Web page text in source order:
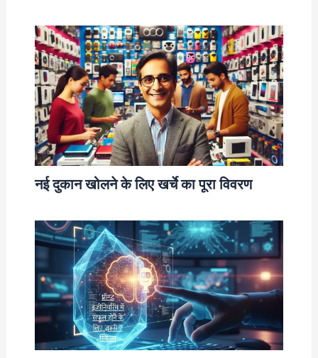
नई दुकान खोलने के लिए खर्चे का पूरा विवरण